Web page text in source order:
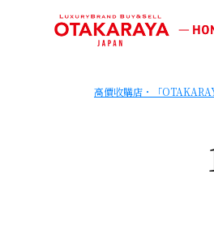
高價收購店・「